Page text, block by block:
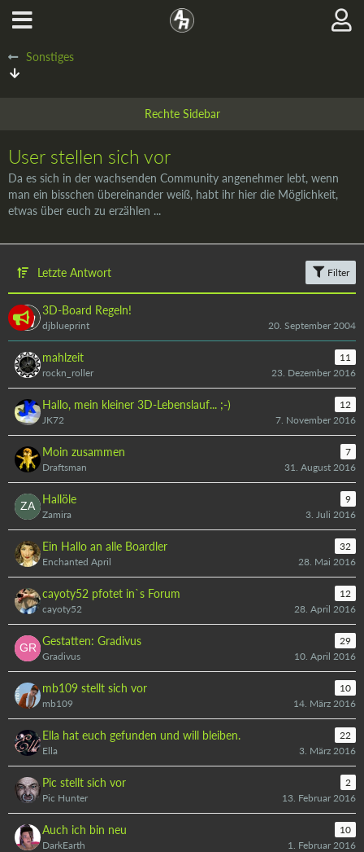
Sonstiges
User stellen sich vor
Da es sich in der wachsenden Community angenehmer lebt, wenn
man ein bisschen übereinander weiß, habt ihr hier die Möglichkeit,
etwas über euch zu erzählen ...
Letzte Antwort Filter
3D-Board Regeln!
djblueprint 20. September 2004
mahlzeit
11
rockn_roller
23. Dezember 2016
Hallo, mein kleiner 3D-Lebenslauf... ;-)
12
JK72
7. November 2016
Moin zusammen
7
Draftsman
31. August 2016
Hallöle
9
Zamira
3. Juli 2016
Ein Hallo an alle Boardler
32
Enchanted April
28. Mai 2016
cayoty52 pfotet in`s Forum
12
cayoty52
28. April 2016
Gestatten: Gradivus
29
Gradivus
10. April 2016
mb109 stellt sich vor
10
mb109
14. März 2016
Ella hat euch gefunden und will bleiben.
22
Ella
3. März 2016
Pic stellt sich vor
2
Pic Hunter
13. Februar 2016
Auch ich bin neu
10
DarkEarth
1. Februar 2016